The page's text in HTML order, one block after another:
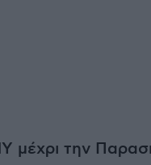
μέχρι την